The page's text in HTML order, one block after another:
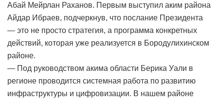
Абай Мейрлан Раханов. Первым выступил аким района
Айдар Ибраев, подчеркнув, что послание Президента
— это не просто стратегия, а программа конкретных
действий, которая уже реализуется в Бородулихинском
районе.
— Под руководством акима области Берика Уали в
регионе проводится системная работа по развитию
инфраструктуры и цифровизации. В нашем районе